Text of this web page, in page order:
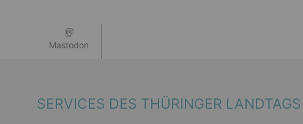
Mastodon
SERVICES DES THÜRINGER LANDTAGS